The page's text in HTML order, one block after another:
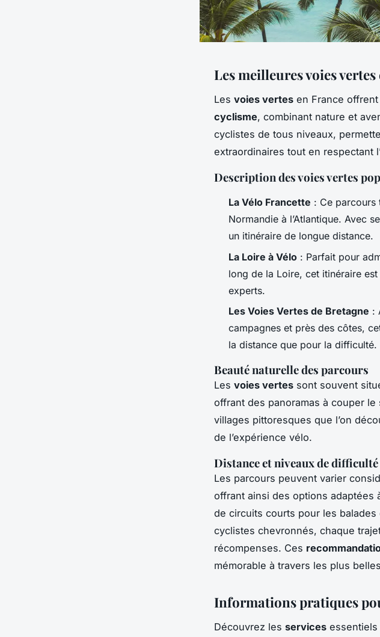
Les meilleures voies
Les voies vertes en France
cyclisme, combinant nature et
cyclistes de tous niveaux,
extraordinaires tout en respectant
Description des voies vertes
La Vélo Francette : Ce parcours
Normandie à l’Atlantique. Avec
un itinéraire de longue distance.
La Loire à Vélo : Parfait pour
long de la Loire, cet itinéraire
experts.
Les Voies Vertes de Bretagne :
campagnes et près des côtes,
la distance que pour la difficulté.
Beauté naturelle des parcours
Les voies vertes sont souvent
offrant des panoramas à couper
villages pittoresques que l’on
de l’expérience vélo.
Distance et niveaux de difficulté
Les parcours peuvent varier
offrant ainsi des options adaptées
de circuits courts pour les
cyclistes chevronnés, chaque
récompenses. Ces
mémorable à travers les plus belles
Informations pratiques
Découvrez les services essentiels